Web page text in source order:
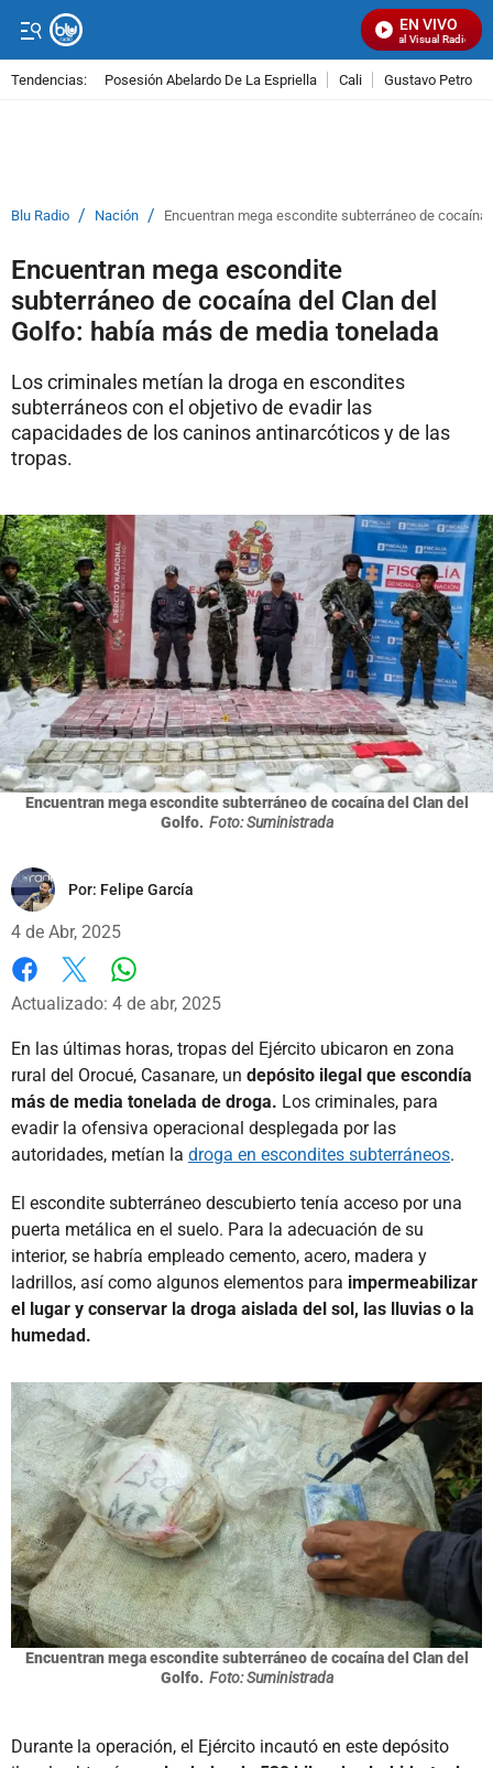
EN VIVO
Señal Visual Radio
Tendencias: Posesión Abelardo De La Espriella Cali Gustavo Petro
Blu Radio / Nación / Encuentran mega escondite subterráneo de
Encuentran mega escondite
subterráneo de cocaína del Clan del
Golfo: había más de media tonelada
Los criminales metían la droga en escondites
subterráneos con el objetivo de evadir las
capacidades de los caninos antinarcóticos y de las
tropas.
Encuentran mega escondite subterráneo de cocaína del Clan del
Golfo. Foto: Suministrada
Por: Felipe García
4 de Abr, 2025
Facebook
X
Actualizado: 4 de abr, 2025
En las últimas horas, tropas del Ejército ubicaron en zona
rural del Orocué, Casanare, un depósito ilegal que escondía
más de media tonelada de droga. Los criminales, para
evadir la ofensiva operacional desplegada por las
autoridades, metían la droga en escondites subterráneos.
El escondite subterráneo descubierto tenía acceso por una
puerta metálica en el suelo. Para la adecuación de su
interior, se habría empleado cemento, acero, madera y
ladrillos, así como algunos elementos para impermeabilizar
el lugar y conservar la droga aislada del sol, las lluvias o la
humedad.
Encuentran mega escondite subterráneo de cocaína del Clan del
Golfo. Foto: Suministrada
Durante la operación, el Ejército incautó en este depósito